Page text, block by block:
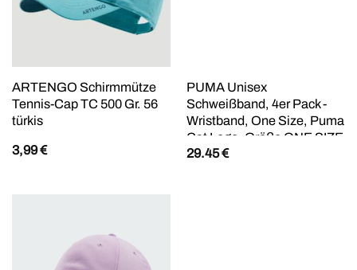
ARTENGO Schirmmütze
Tennis-Cap TC 500 Gr. 56
türkis
3,99€
PUMA Unisex
Schweißband, 4er Pack -
Wristband, One Size, Puma
Cat Logo, Größe ONE SIZE
in Schwarz Schwarz
29.45€